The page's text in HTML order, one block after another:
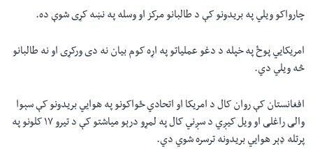
چارواکو ويلي په بريدونو کې د طالبانو مرکز او وسله په نښه کړی شوې ده.
امريکايي پوځ په خپله د دغو عملياتو په اړه کوم بيان نه دی ورکړی او نه طالبانو
څه ويلي دي.
افغانستان کې روان کال د امريکا او اتحادي ځواکونو په هوايي بريدونو کې سېوا
والی راغلی او ويل کيږي د سږني کال په لمړو درېو میاشتو کې د تيرو ۱۷ کلونو په
پرتله ډېر هوايي بريدونه ترسره شوي دي.